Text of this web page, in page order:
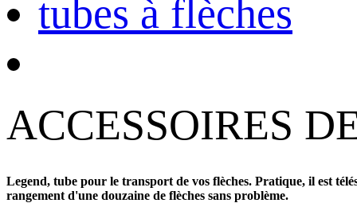
tubes à flèches
ACCESSOIRES
Legend, tube pour le transport de vos flèches. Pratique, il est
rangement d'une douzaine de flèches sans problème.